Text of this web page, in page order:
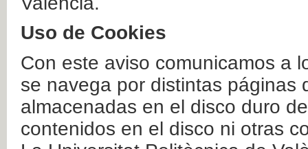
Uso de Cookies
Con este aviso comunicamos a
se navega por distintas páginas
almacenadas en el disco duro
contenidos en el disco ni otras